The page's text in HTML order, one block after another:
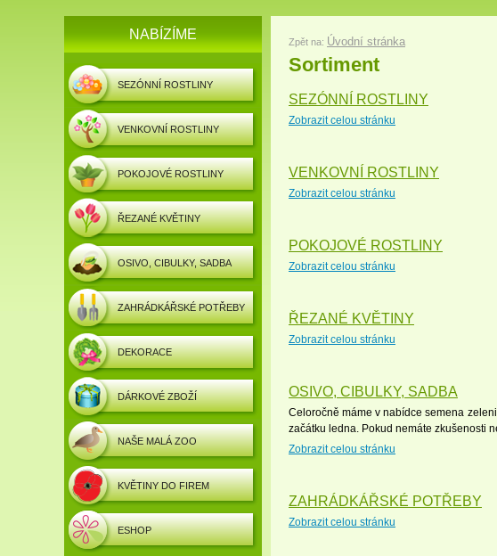
NABÍZÍME
SEZÓNNÍ ROSTLINY
VENKOVNÍ ROSTLINY
POKOJOVÉ ROSTLINY
ŘEZANÉ KVĚTINY
OSIVO, CIBULKY, SADBA
ZAHRÁDKÁŘSKÉ POTŘEBY
DEKORACE
DÁRKOVÉ ZBOŽÍ
NAŠE MALÁ ZOO
KVĚTINY DO FIREM
ESHOP
Zpět na: Úvodní stránka
Sortiment
SEZÓNNÍ ROSTLINY
Zobrazit celou stránku
VENKOVNÍ ROSTLINY
Zobrazit celou stránku
POKOJOVÉ ROSTLINY
Zobrazit celou stránku
ŘEZANÉ KVĚTINY
Zobrazit celou stránku
OSIVO, CIBULKY, SADBA
Celoročně máme v nabídce semena
začátku ledna. Pokud nemáte zkušenosti
Zobrazit celou stránku
ZAHRÁDKÁŘSKÉ POTŘEBY
Zobrazit celou stránku